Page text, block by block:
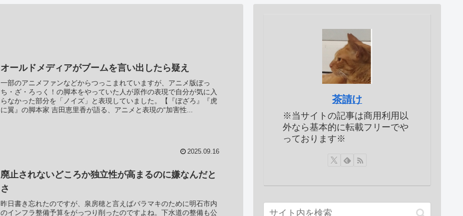
オールドメディアがブームを言い出したら疑え
一部のアニメファンなどからつっこまれていますが、アニメ版ぼっ
ち・ざ・ろっく！の脚本をやっていた人が原作の表現で自分が気に入
らなかった部分を「ノイズ」と表現していました。【『ぼざろ』『虎
に翼』の脚本家 吉田恵里香が語る、アニメと表現の“加害性...
2025.09.16
廃止されないどころか独立性が高まるのに嫌なんだと
さ
昨日書き忘れたのですが、泉房穂と言えばバラマキのために明石市内
のインフラ整備予算をがっつり削ったのですよね。下水道の整備も公
茶請け
※当サイトの記事は商用利用以
外なら基本的に転載フリーでや
っております※